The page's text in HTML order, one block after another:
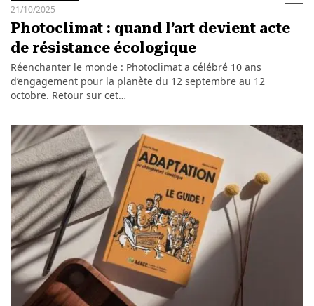
21/10/2025
Photoclimat : quand l’art devient acte
de résistance écologique
Réenchanter le monde : Photoclimat a célébré 10 ans
d’engagement pour la planète du 12 septembre au 12
octobre. Retour sur cet…